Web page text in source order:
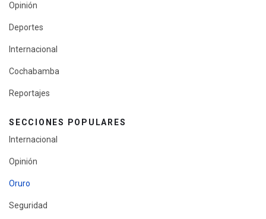
Opinión
Deportes
Internacional
Cochabamba
Reportajes
SECCIONES POPULARES
Internacional
Opinión
Oruro
Seguridad